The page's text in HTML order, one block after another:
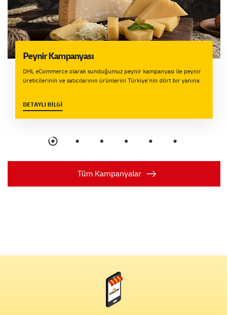
Tüm Kampanyalar
Peynir Kampanyası
DHL eCommerce olarak sunduğumuz peynir kampanyası ile peynir
üreticilerinin ve satıcılarının ürünlerini Türkiye’nin dört bir yanına
garantisi sunduğumuz peynir gönderilerinde size uygun paketleme
seçeneklerini şubelerimizden de satın alabilir, özel çağrı merkezimiz
gönderimi yapmak ve size özel fiyatlardan faydalanmak için size en
yakın DHL eCommerce şubesini ziyaret edebilirsiniz.Kampanya
olmamalıdır.Beyaz Peynir: Kolinin içerisine vakumlanmış ambalaj ile
konulmalı ve plastik ya da strafor iç ambalaj ile
DETAYLI BİLGİ